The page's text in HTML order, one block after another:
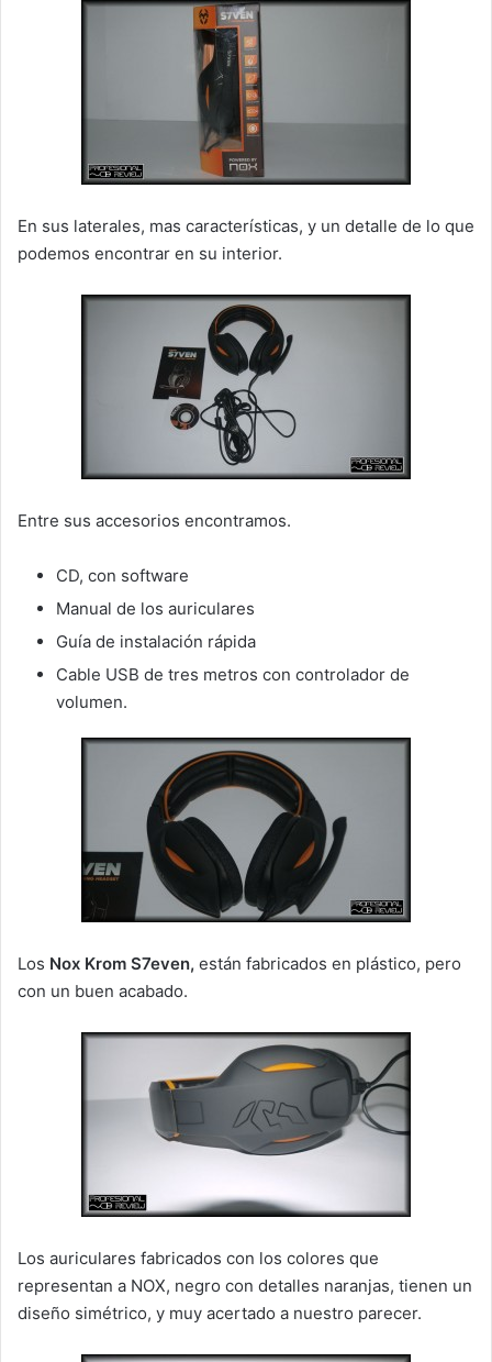
En sus laterales, mas características, y un detalle de lo que
podemos encontrar en su interior.
Entre sus accesorios encontramos.
CD, con software
Manual de los auriculares
Guía de instalación rápida
Cable USB de tres metros con controlador de
volumen.
Los Nox Krom S7even, están fabricados en plástico, pero
con un buen acabado.
Los auriculares fabricados con los colores que
representan a NOX, negro con detalles naranjas, tienen un
diseño simétrico, y muy acertado a nuestro parecer.